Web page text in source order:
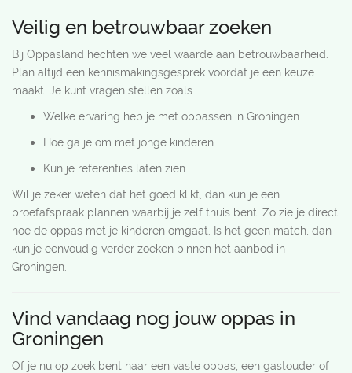
Veilig en betrouwbaar zoeken
Bij Oppasland hechten we veel waarde aan betrouwbaarheid.
Plan altijd een kennismakingsgesprek voordat je een keuze
maakt. Je kunt vragen stellen zoals
Welke ervaring heb je met oppassen in Groningen
Hoe ga je om met jonge kinderen
Kun je referenties laten zien
Wil je zeker weten dat het goed klikt, dan kun je een
proefafspraak plannen waarbij je zelf thuis bent. Zo zie je direct
hoe de oppas met je kinderen omgaat. Is het geen match, dan
kun je eenvoudig verder zoeken binnen het aanbod in
Groningen.
Vind vandaag nog jouw oppas in
Groningen
Of je nu op zoek bent naar een vaste oppas, een gastouder of